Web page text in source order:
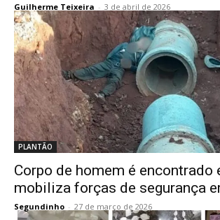
Guilherme Teixeira - 3 de abril de 2026
PLANTÃO
Corpo de homem é encontrado
mobiliza forças de segurança
Segundinho - 27 de março de 2026